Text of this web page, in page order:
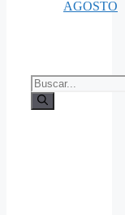
AGOSTO
Buscar: